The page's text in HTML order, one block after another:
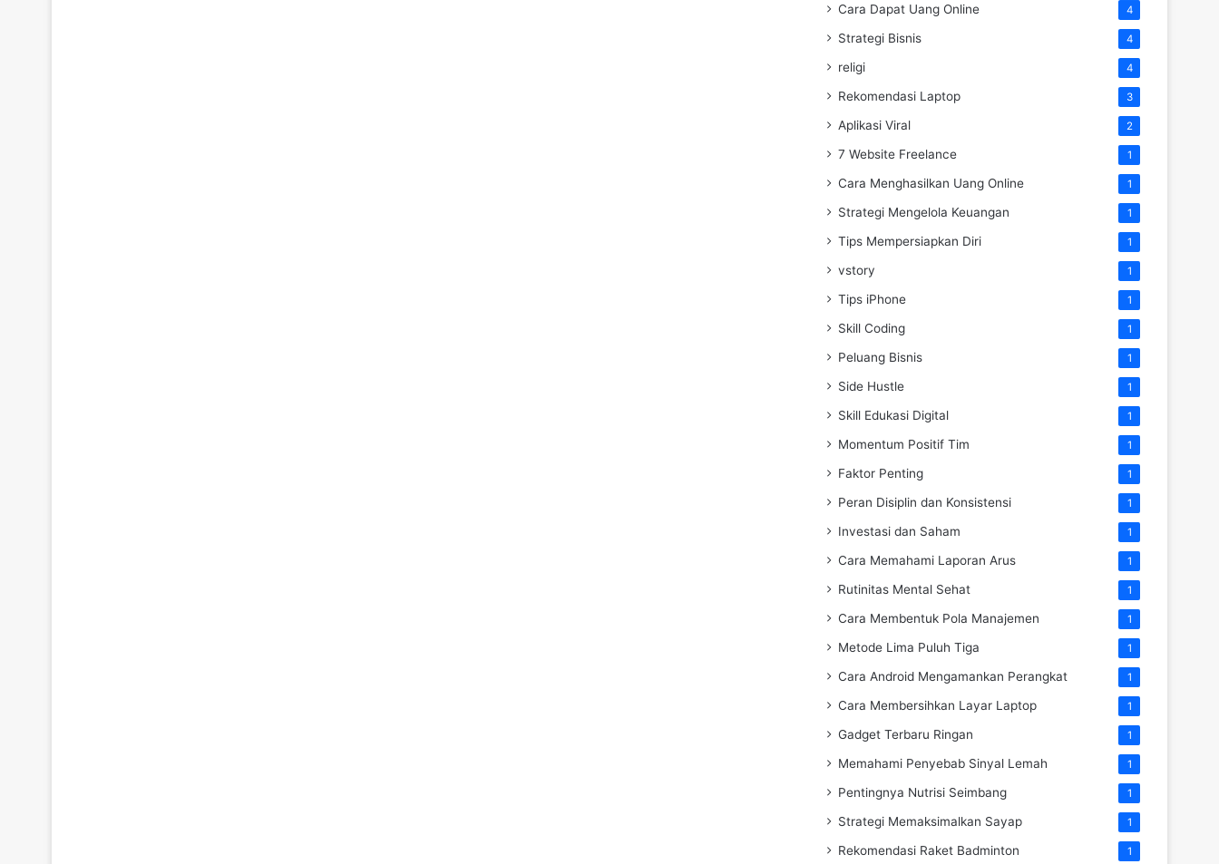
Cara Dapat Uang Online 4
Strategi Bisnis 4
religi 4
Rekomendasi Laptop 3
Aplikasi Viral 2
7 Website Freelance 1
Cara Menghasilkan Uang Online 1
Strategi Mengelola Keuangan 1
Tips Mempersiapkan Diri 1
vstory 1
Tips iPhone 1
Skill Coding 1
Peluang Bisnis 1
Side Hustle 1
Skill Edukasi Digital 1
Momentum Positif Tim 1
Faktor Penting 1
Peran Disiplin dan Konsistensi 1
Investasi dan Saham 1
Cara Memahami Laporan Arus 1
Rutinitas Mental Sehat 1
Cara Membentuk Pola Manajemen 1
Metode Lima Puluh Tiga 1
Cara Android Mengamankan Perangkat 1
Cara Membersihkan Layar Laptop 1
Gadget Terbaru Ringan 1
Memahami Penyebab Sinyal Lemah 1
Pentingnya Nutrisi Seimbang 1
Strategi Memaksimalkan Sayap 1
Rekomendasi Raket Badminton 1